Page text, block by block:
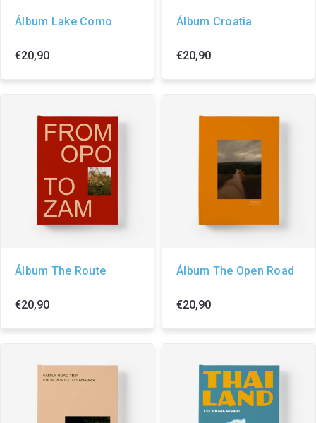
Álbum Lake Como
€20,90
Álbum Croatia
€20,90
Álbum The Route
€20,90
Álbum The Open Road
€20,90